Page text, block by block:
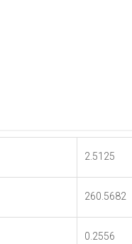
2.5125
260.5682
0.2556